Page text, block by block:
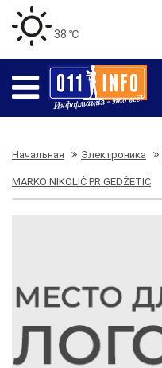
38 ℃
Начальная Электроника
MARKO NIKOLIĆ PR GEDŽETIĆ